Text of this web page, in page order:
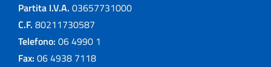
Partita I.V.A. 03657731000
C.F. 80211730587
Telefono: 06 4990 1
Fax: 06 4938 7118